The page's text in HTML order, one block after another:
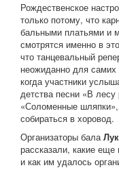
Рождественское
только потому, что
бальными платьями и
смотрятся именно в
что танцевальный
неожиданно для самих
когда участники
детства песни «В
«Соломенные
собираться в хоровод.
Организаторы бала
рассказали, какие
и как им удалось